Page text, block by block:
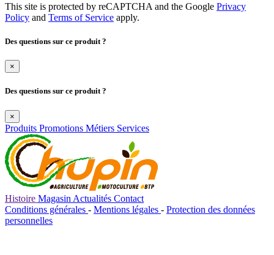
This site is protected by reCAPTCHA and the Google Privacy
Policy and Terms of Service apply.
Des questions sur ce produit ?
×
Des questions sur ce produit ?
×
Produits Promotions Métiers Services
Histoire Magasin Actualités Contact
Conditions générales - Mentions légales - Protection des données
personnelles